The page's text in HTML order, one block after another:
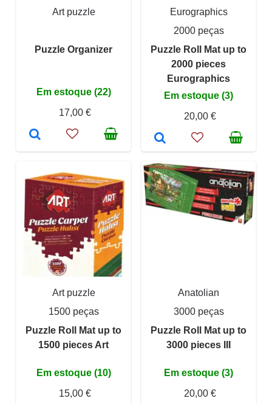
Art puzzle
Puzzle Organizer
Em estoque (22)
17,00 €
Eurographics
2000 peças
Puzzle Roll Mat up to
2000 pieces
Eurographics
Em estoque (3)
20,00 €
Art puzzle
1500 peças
Puzzle Roll Mat up to
1500 pieces Art
Em estoque (10)
15,00 €
Anatolian
3000 peças
Puzzle Roll Mat up to
3000 pieces III
Em estoque (3)
20,00 €